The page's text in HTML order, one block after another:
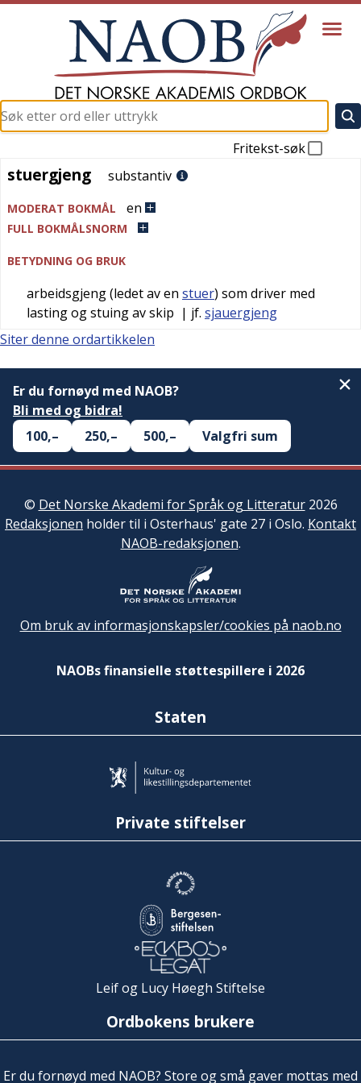
Fritekst-søk
stuergjeng
stuergjeng substantiv
MODERAT BOKMÅL en
FULL BOKMÅLSNORM
BETYDNING OG BRUK
arbeidsgjeng (ledet av en stuer) som driver med
lasting og stuing av skip | jf. sjauergjeng
Siter denne ordartikkelen
Er du fornøyd med NAOB?
Bli med og bidra!
100,–
250,– 500,– Valgfri sum
© Det Norske Akademi for Språk og Litteratur2026
Redaksjonen holder til i Osterhaus' gate 27 i Oslo. Kontakt
NAOB-redaksjonen.
Om bruk av informasjonskapsler/cookies på naob.no
NAOBs finansielle støttespillere i 2026
Staten
Private stiftelser
Leif og Lucy Høegh Stiftelse
Ordbokens brukere
Er du fornøyd med NAOB? Store og små gaver mottas med